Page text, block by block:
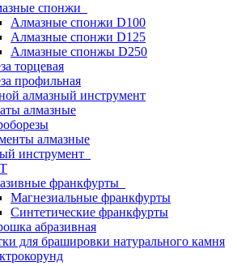
спонжи
Алмазные спонжи D100
Алмазные спонжи D125
Алмазные спонжы D250
торцевая
профильная
алмазный инструмент
алмазные
алмазные
инструмент
франкфурты
Магнезиальные франкфурты
Синтетические франкфурты
абразивная
для брашировки натурального камня